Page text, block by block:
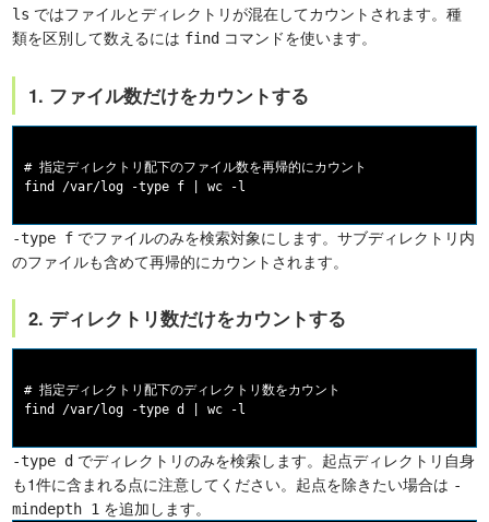
ls ではファイルとディレクトリが混在してカウントされます。種
類を区別して数えるには find コマンドを使います。
1. ファイル数だけをカウントする
# 指定ディレクトリ配下のファイル数を再帰的にカウント
-type f でファイルのみを検索対象にします。サブディレクトリ内
のファイルも含めて再帰的にカウントされます。
2. ディレクトリ数だけをカウントする
# 指定ディレクトリ配下のディレクトリ数をカウント
-type d でディレクトリのみを検索します。起点ディレクトリ自身
も1件に含まれる点に注意してください。起点を除きたい場合は -
mindepth 1 を追加します。